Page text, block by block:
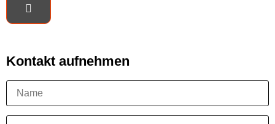
Kontakt aufnehmen